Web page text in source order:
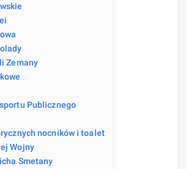
Zemany
Publicznego
nocników i toalet
Wojny
Smetany